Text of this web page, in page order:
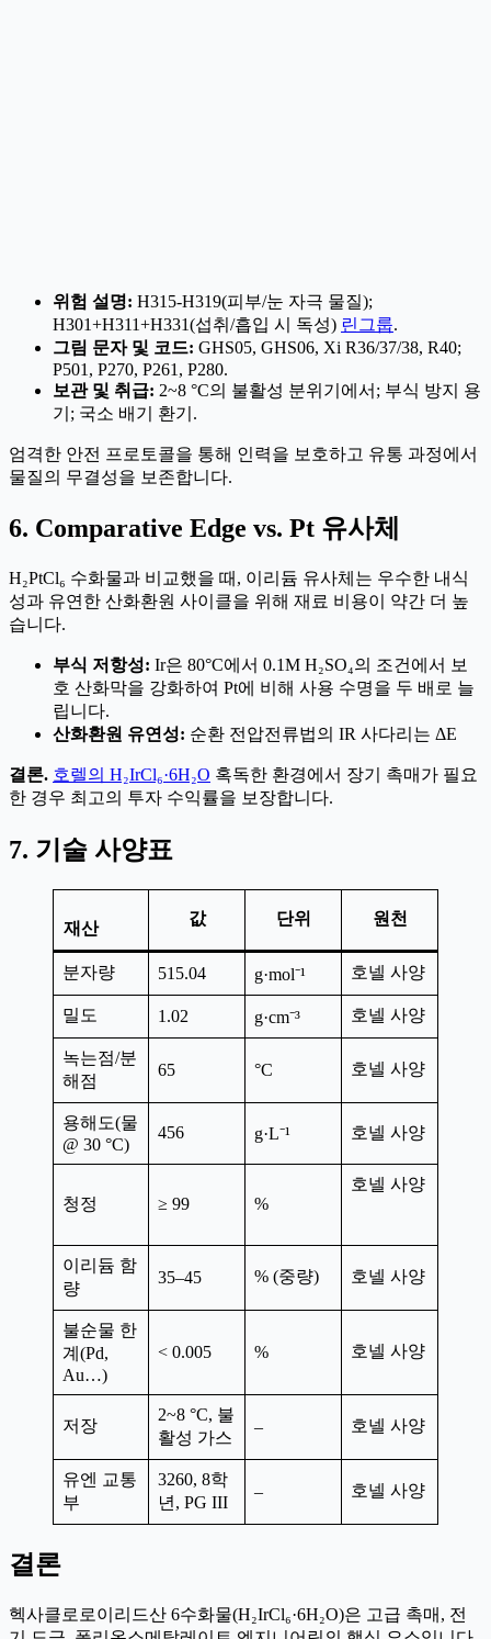
위험 설명: H315‐H319(피부/눈 자극 물질);
H301+H311+H331(섭취/흡입 시 독성) 린그룹.
그림 문자 및 코드: GHS05, GHS06, Xi R36/37/38, R40;
P501, P270, P261, P280.
보관 및 취급: 2~8 °C의 불활성 분위기에서; 부식 방지 용
기; 국소 배기 환기.
엄격한 안전 프로토콜을 통해 인력을 보호하고 유통 과정에서
물질의 무결성을 보존합니다.
6. Comparative Edge vs. Pt 유사체
H₂PtCl₆ 수화물과 비교했을 때, 이리듐 유사체는 우수한 내식
성과 유연한 산화환원 사이클을 위해 재료 비용이 약간 더 높
습니다.
부식 저항성: Ir은 80°C에서 0.1M H₂SO₄의 조건에서 보
호 산화막을 강화하여 Pt에 비해 사용 수명을 두 배로 늘
립니다.
산화환원 유연성: 순환 전압전류법의 IR 사다리는 ΔE
결론. 호렐의 H₂IrCl₆·6H₂O 혹독한 환경에서 장기 촉매가 필요
한 경우 최고의 투자 수익률을 보장합니다.
7. 기술 사양표
재산
값 단위 원천
분자량 515.04 g·mol⁻¹ 호넬 사양
밀도 1.02 g·cm⁻³ 호넬 사양
녹는점/분
해점
65 °C 호넬 사양
용해도(물
@ 30 °C)
456 g·L⁻¹ 호넬 사양
청정 ≥ 99 %
호넬 사양
이리듐 함
량
35–45 % (중량) 호넬 사양
불순물 한
계(Pd,
Au…)
< 0.005 % 호넬 사양
저장
2~8 °C, 불
활성 가스
– 호넬 사양
유엔 교통
부
3260, 8학
년, PG III
– 호넬 사양
결론
헥사클로로이리드산 6수화물(H₂IrCl₆·6H₂O)은 고급 촉매, 전